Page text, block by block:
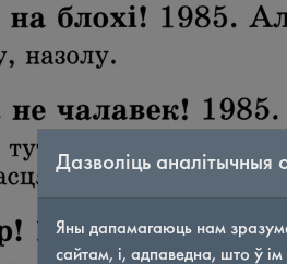
Дазволіць аналітычныя
Яны дапамагаюць нам
сайтам, і, адпаведна, што ў